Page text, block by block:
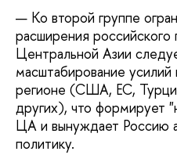
Ко второй группе
расширения российского
Центральной Азии
масштабирование усилий
регионе (США, ЕС,
других), что формирует
ЦА и вынуждает Россию
политику.